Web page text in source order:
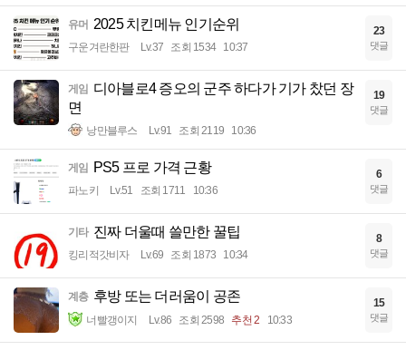
유머 2025 치킨메뉴 인기순위
구운겨란한판 Lv.37 조회 1534 10:37
23
댓글
게임 디아블로4 증오의 군주 하다가 기가 찼던 장
면
낭만블루스 Lv.91 조회 2119 10:36
19
댓글
게임 PS5 프로 가격 근황
파노키 Lv.51 조회 1711 10:36
6
댓글
기타 진짜 더울때 쓸만한 꿀팁
킹리적갓비자 Lv.69 조회 1873 10:34
8
댓글
계층 후방 또는 더러움이 공존
너빨갱이지 Lv.86 조회 2598 추천 2 10:33
15
댓글